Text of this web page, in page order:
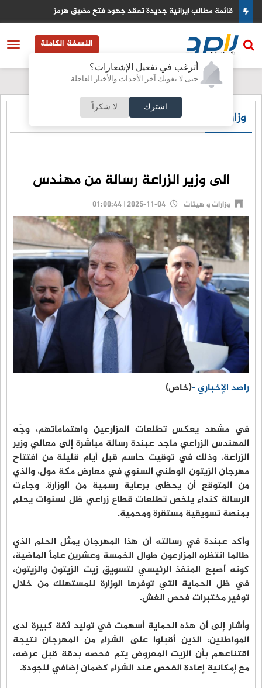
أترغب في تفعيل الإشعارات؟
حتى لا تفوتك آخر الأحداث والأخبار العاجلة
اشترك لا شكراً
قائمة مطالب ايرانية جديدة تعقد جهود فتح مضيق هرمز
النسخة الكاملة
وزارات و هيئات
الى وزير الزراعة رسالة من مهندس
وزارات و هيئات
راصد الإخباري -(خاص)
في مشهد يعكس تطلعات المزارعين واهتماماتهم، وجّه
المهندس الزراعي ماجد عبندة رسالة مباشرة إلى معالي وزير
الزراعة، وذلك في توقيت حاسم قبل أيام قليلة من افتتاح
مهرجان الزيتون الوطني السنوي في معارض مكة مول، والذي
من المتوقع أن يحظى برعاية رسمية من الوزارة. وجاءت
الرسالة كنداء يلخص تطلعات قطاع زراعي ظل لسنوات يحلم
بمنصة تسويقية مستقرة ومحمية.
وأكد عبندة في رسالته أن هذا المهرجان يمثل الحلم الذي
طالما انتظره المزارعون طوال الخمسة وعشرين عاماً الماضية،
كونه أصبح المنفذ الرئيسي لتسويق زيت الزيتون والزيتون،
في ظل الحماية التي توفرها الوزارة للمستهلك من خلال
توفير مختبرات فحص الغش.
وأشار إلى أن هذه الحماية أسهمت في توليد ثقة كبيرة لدى
المواطنين، الذين أقبلوا على الشراء من المهرجان نتيجة
اقتناعهم بأن الزيت المعروض يتم فحصه بدقة قبل عرضه،
مع إمكانية إعادة الفحص عند الشراء كضمان إضافي للجودة.